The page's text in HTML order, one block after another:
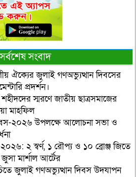
সংবাদ
ঐক্যের জুলাই গণঅভ্যুত্থান দিবসের
প্রদর্শন।
স্মরণে জাতীয় ছাত্রসমাজের
মাহফিল
২০২৬ উপলক্ষে আলোচনা সভা ও
২০২৬: ২ স্বর্ণ, ১ রৌপ্য ও ১০ ব্রোঞ্জ জিতে
মার্শাল আর্টের
জুলাই গণঅভ্যুত্থান দিবস উদযাপন